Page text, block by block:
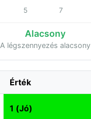
5 7
Alacsony
A légszennyezés alacsony
Érték
1 (Jó)